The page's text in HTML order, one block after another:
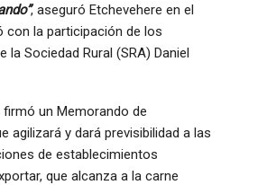
, aseguró Etchevehere en el
con la participación de los
la Sociedad Rural (SRA) Daniel
un Memorando de
agilizará y dará previsibilidad a las
de establecimientos
que alcanza a la carne